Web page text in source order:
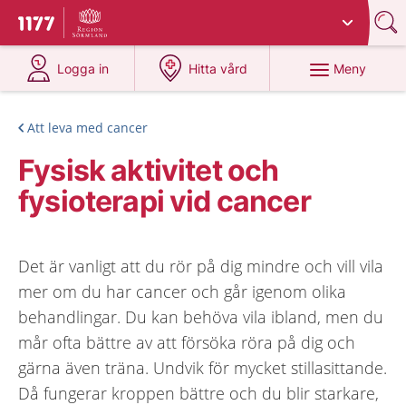
Till startsidan för 1177
Du har valt region
Logga in
på 1177.se
Hitta vård
på 1177.se
Meny
Att leva med cancer
Fysisk aktivitet och
fysioterapi vid cancer
Det är vanligt att du rör på dig mindre och vill vila
mer om du har cancer och går igenom olika
behandlingar. Du kan behöva vila ibland, men du
mår ofta bättre av att försöka röra på dig och
gärna även träna. Undvik för mycket stillasittande.
Då fungerar kroppen bättre och du blir starkare,